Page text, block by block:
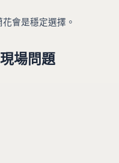
會是穩定選擇。
場問題